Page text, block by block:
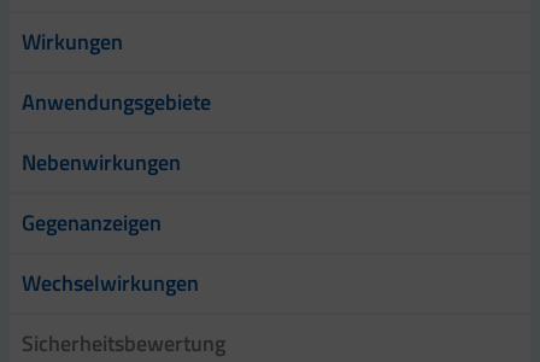
Wirkungen
Anwendungsgebiete
Nebenwirkungen
Gegenanzeigen
Wechselwirkungen
Sicherheitsbewertung